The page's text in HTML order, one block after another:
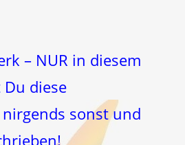
– NUR in diesem
diese
sonst und